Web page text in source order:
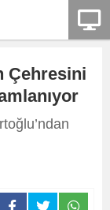
Çehresini